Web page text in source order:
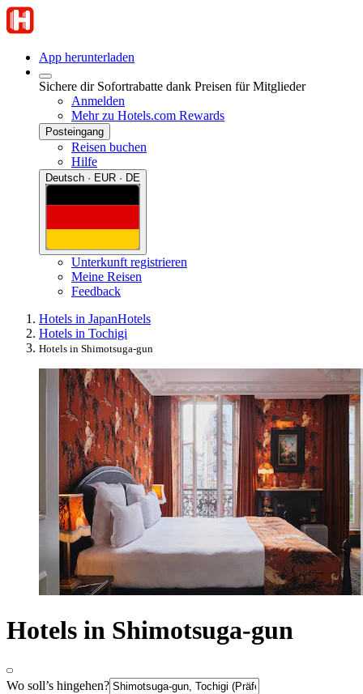
App herunterladen
Sichere dir Sofortrabatte dank Preisen für Mitglieder
Anmelden
Mehr zu Hotels.com Rewards
Posteingang
Reisen buchen
Hilfe
Deutsch · EUR · DE
Unterkunft registrieren
Meine Reisen
Feedback
Hotels in JapanHotels
Hotels in Tochigi
Hotels in Shimotsuga-gun
Hotels in Shimotsuga-gun
Wo soll’s hingehen?